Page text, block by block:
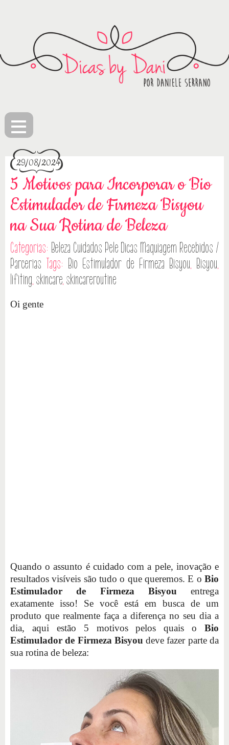
≡
29/08/2024
5 Motivos para Incorporar o Bio
Estimulador de Firmeza Bisyou
na Sua Rotina de Beleza
Categorias: Beleza Cuidados Pele Dicas Maquiagem Recebidos /
Parcerias Tags: Bio Estimulador de Firmeza Bisyou, Bisyou,
lifiting, skincare, skincareroutine
Oi gente
Quando o assunto é cuidado com a pele, inovação e
resultados visíveis são tudo o que queremos. E o Bio
Estimulador de Firmeza Bisyou entrega
exatamente isso! Se você está em busca de um
produto que realmente faça a diferença no seu dia a
dia, aqui estão 5 motivos pelos quais o Bio
Estimulador de Firmeza Bisyou deve fazer parte da
sua rotina de beleza: